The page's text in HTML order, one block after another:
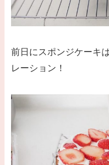
前日にスポンジケーキ
レーション！